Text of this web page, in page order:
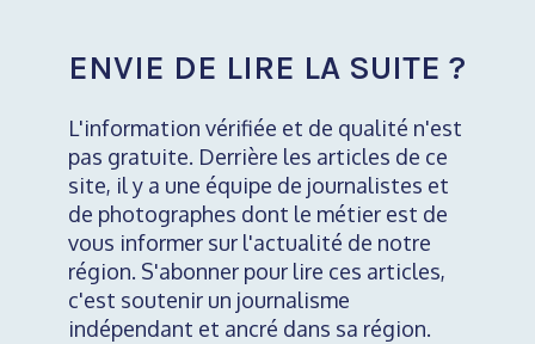
ENVIE DE LIRE LA SUITE ?
L'information vérifiée et de qualité n'est
pas gratuite. Derrière les articles de ce
site, il y a une équipe de journalistes et
de photographes dont le métier est de
vous informer sur l'actualité de notre
région. S'abonner pour lire ces articles,
c'est soutenir un journalisme
indépendant et ancré dans sa région.